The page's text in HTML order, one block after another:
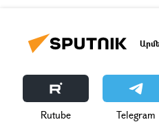
Rutube Telegram